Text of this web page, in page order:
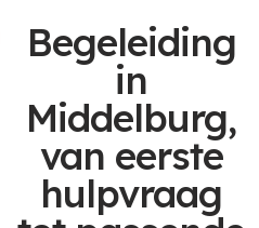
Begeleiding
in
Middelburg,
van eerste
hulpvraag